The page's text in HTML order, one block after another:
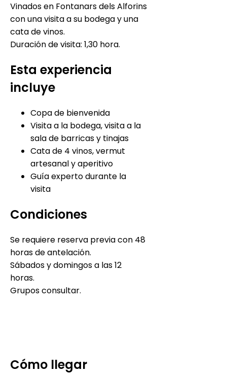
Vinados en Fontanars dels Alforins
con una visita a su bodega y una
cata de vinos.
Duración de visita: 1,30 hora.
Esta experiencia
incluye
Copa de bienvenida
Visita a la bodega, visita a la
sala de barricas y tinajas
Cata de 4 vinos, vermut
artesanal y aperitivo
Guía experto durante la
visita
Condiciones
Se requiere reserva previa con 48
horas de antelación.
Sábados y domingos a las 12
horas.
Grupos consultar.
Cómo llegar